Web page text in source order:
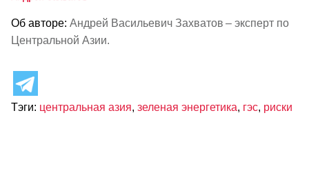
Об авторе: Андрей Васильевич Захватов – эксперт по
Центральной Азии.
Тэги: центральная азия, зеленая энергетика, гэс, риски